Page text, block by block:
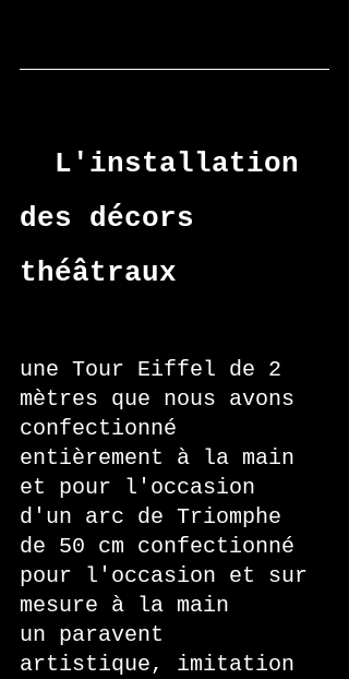
L'installation
des décors
théâtraux
une Tour Eiffel de 2
mètres que nous avons
confectionné
entièrement à la main
et pour l'occasion
d'un arc de Triomphe
de 50 cm confectionné
pour l'occasion et sur
mesure à la main
un paravent
artistique, imitation